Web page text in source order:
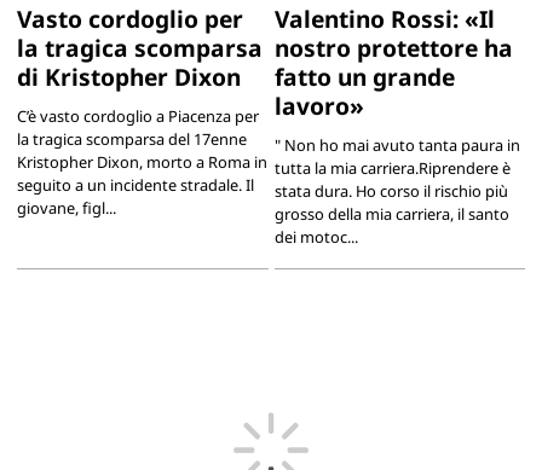
Vasto cordoglio per
la tragica scomparsa
di Kristopher Dixon
C’è vasto cordoglio a Piacenza per
la tragica scomparsa del 17enne
Kristopher Dixon, morto a Roma in
seguito a un incidente stradale. Il
giovane, figl...
Valentino Rossi: «Il
nostro protettore ha
fatto un grande
lavoro»
" Non ho mai avuto tanta paura in
tutta la mia carriera.Riprendere è
stata dura. Ho corso il rischio più
grosso della mia carriera, il santo
dei motoc...